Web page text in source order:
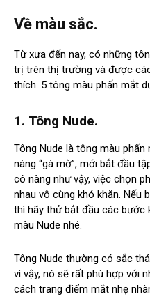
Về màu sắc.
Từ xưa đến nay, có những
trị trên thị trường và được
thích. 5 tông màu phấn mắt
1. Tông Nude.
Tông Nude là tông màu
nàng “gà mờ”, mới bắt đầu
cô nàng như vậy, việc chọn
nhau vô cùng khó khăn. Nếu
thì hãy thử bắt đầu các bước
màu Nude nhé.
Tông Nude thường có sắc
vì vậy, nó sẽ rất phù hợp với
cách trang điểm mắt nhẹ